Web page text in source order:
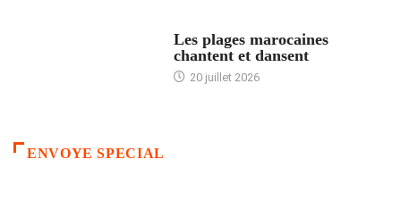
Les plages marocaines
chantent et dansent
20 juillet 2026
ENVOYE SPECIAL